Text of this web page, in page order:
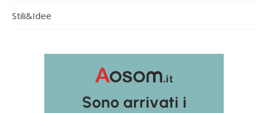
Stili&Idee